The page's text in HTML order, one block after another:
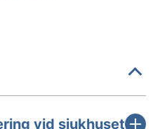
vid sjukhuset